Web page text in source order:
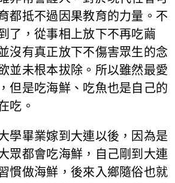
都抵不過因果教育的力量。不
了，從事相上放下不再吃繭
沒有真正放下不傷害眾生的念
並未根本拔除。所以雖然最愛
但是吃海鮮、吃魚也是自己的
吃。
畢業嫁到大連以後，因為是
眾都會吃海鮮，自己剛到大連
慣做海鮮，後來入鄉隨俗也就